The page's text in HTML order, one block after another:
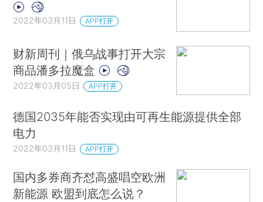
2022年03月11日 APP打开
财新周刊｜俄乌战事打开大宗
商品潘多拉魔盒
2022年03月05日 APP打开
德国2035年能否实现由可再生能源提供全部
电力
2022年03月11日 APP打开
国内多券商齐怼高盛唱空欧洲
新能源 欧盟到底怎么说？